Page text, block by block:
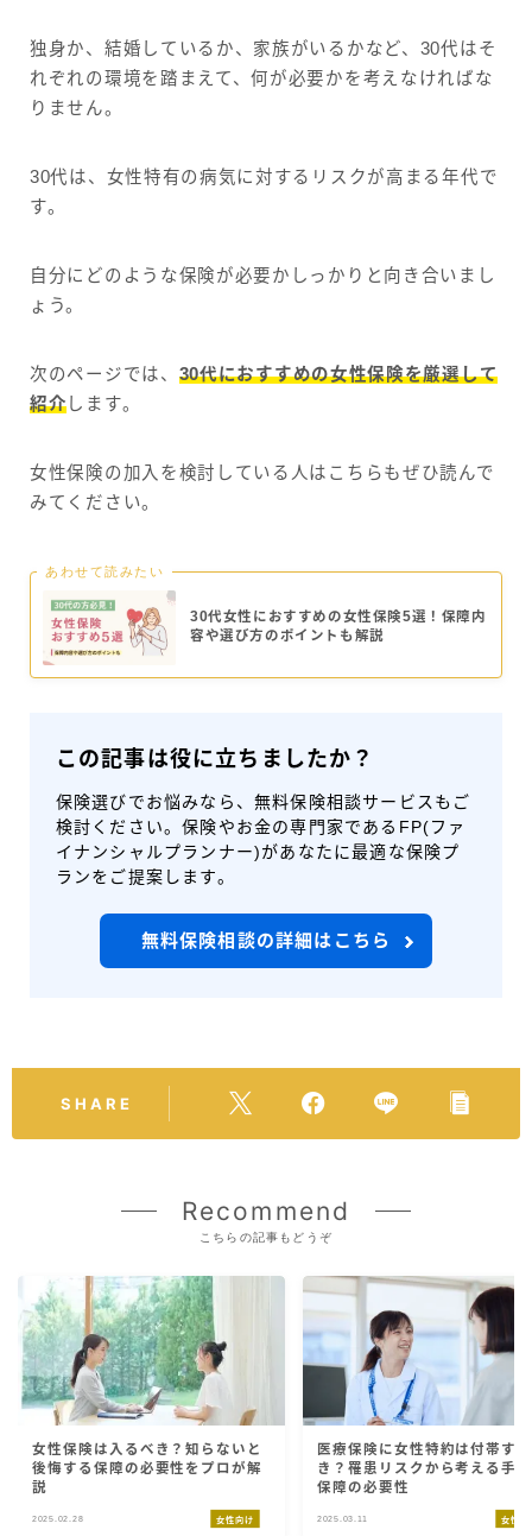
独身か、結婚しているか、家族がいるかなど、30代はそ
れぞれの環境を踏まえて、何が必要かを考えなければな
りません。
30代は、女性特有の病気に対するリスクが高まる年代で
す。
自分にどのような保険が必要かしっかりと向き合いまし
ょう。
次のページでは、 30代におすすめの女性保険を厳選して
紹介します。
女性保険の加入を検討している人はこちらもぜひ読んで
みてください。
あわせて読みたい
30代女性におすすめの女性保険5選！保障内
容や選び方のポイントも解説
この記事は役に立ちましたか？
保険選びでお悩みなら、無料保険相談サービスもご
検討ください。保険やお金の専門家であるFP(ファ
イナンシャルプランナー)があなたに最適な保険プ
ランをご提案します。
無料保険相談の詳細はこちら
SHARE
Recommend
こちらの記事もどうぞ
女性保険は入るべき？知らないと
後悔する保障の必要性をプロが解
説
2025.02.28 女性向け
医療保険に女性特約は付帯すべ
き？罹患リスクから考える手
保障の必要性
2025.03.11 女性向